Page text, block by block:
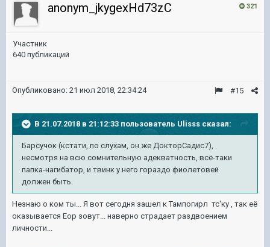
321
anonym_jkygexHd73zC
Участник
640 публикаций
#15
Опубликовано: 21 июл 2018, 22:34:24
В 21.07.2018 в 21:12:33 пользователь Ulisss сказал:
Барсучок (кстати, по слухам, он же ДокторСадис7),
несмотря на всю сомнительную адекватность, всё-таки
папка-нагибатор, и твинк у него гораздо фиолетовей
должен быть.
Незнаю о ком ты... Я вот сегодня зашел к Тампогирл тс'ку , так её
оказывается Еор зовут... наверно страдает раздвоением
личности...